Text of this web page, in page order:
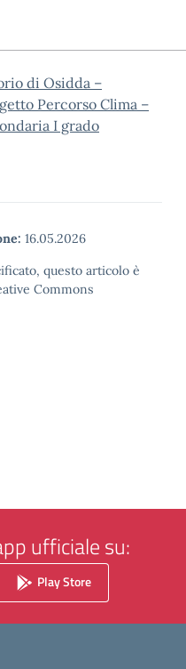
di Osidda –
Percorso Clima –
I grado
16.05.2026
questo articolo è
Commons
ufficiale su:
Play Store